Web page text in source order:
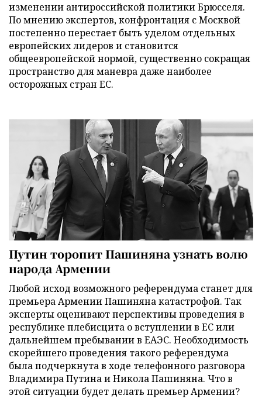
изменении антироссийской политики Брюсселя.
По мнению экспертов, конфронтация с Москвой
постепенно перестает быть уделом отдельных
европейских лидеров и становится
общеевропейской нормой, существенно сокращая
пространство для маневра даже наиболее
осторожных стран ЕС.
Путин торопит Пашиняна узнать волю
народа Армении
Любой исход возможного референдума станет для
премьера Армении Пашиняна катастрофой. Так
эксперты оценивают перспективы проведения в
республике плебисцита о вступлении в ЕС или
дальнейшем пребывании в ЕАЭС. Необходимость
скорейшего проведения такого референдума
была подчеркнута в ходе телефонного разговора
Владимира Путина и Никола Пашиняна. Что в
этой ситуации будет делать премьер Армении?